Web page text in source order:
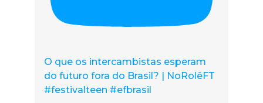
O que os intercambistas esperam
do futuro fora do Brasil? | NoRolêFT
#festivalteen #efbrasil